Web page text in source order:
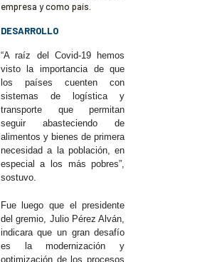
empresa y como país.
DESARROLLO
“A raíz del Covid-19 hemos
visto la importancia de que
los países cuenten con
sistemas de logística y
transporte que permitan
seguir abasteciendo de
alimentos y bienes de primera
necesidad a la población, en
especial a los más pobres”,
sostuvo.
Fue luego que el presidente
del gremio, Julio Pérez Alván,
indicara que un gran desafío
es la modernización y
optimización de los procesos